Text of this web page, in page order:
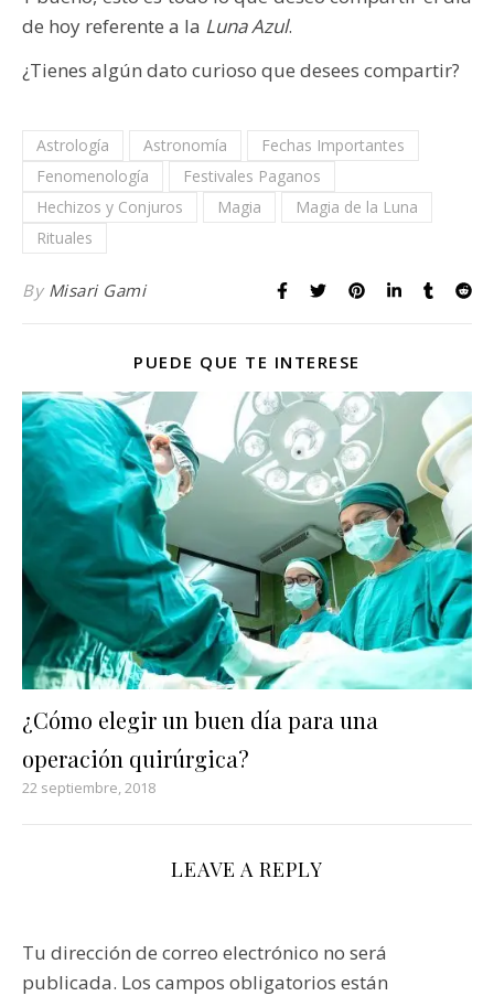
de hoy referente a la Luna Azul.
¿Tienes algún dato curioso que desees compartir?
Astrología Astronomía
Fechas Importantes
Fenomenología
Festivales Paganos
Hechizos y Conjuros
Magia
Magia de la Luna
Rituales
By Misari Gami
PUEDE QUE TE INTERESE
¿Cómo elegir un buen día para una
operación quirúrgica?
22 septiembre, 2018
LEAVE A REPLY
Tu dirección de correo electrónico no será
publicada. Los campos obligatorios están